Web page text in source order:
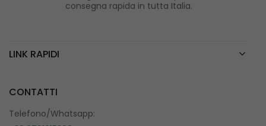
consegna rapida in tutta Italia.
LINK RAPIDI
CONTATTI
Telefono/Whatsapp: